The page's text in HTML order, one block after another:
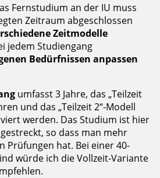
Fernstudium an der IU muss
Zeitraum abgeschlossen
Zeitmodelle
jedem Studiengang
Bedürfnissen anpassen
umfasst 3 Jahre, das „Teilzeit
und das „Teilzeit 2“-Modell
werden. Das Studium ist hier
so dass man mehr
Prüfungen hat. Bei einer 40-
würde ich die Vollzeit-Variante